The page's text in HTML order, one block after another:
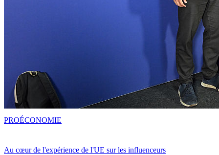
Au cœur de l'expérience de l'UE sur les influenceurs
PROÉCONOMIE